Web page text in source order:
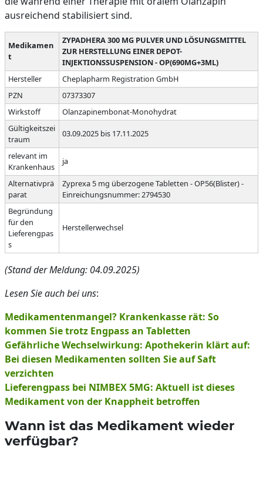
ausreichend stabilisiert sind.
Medikamen
t
ZYPADHERA 300 MG PULVER UND LÖSUNGSMITTEL
ZUR HERSTELLUNG EINER DEPOT-
INJEKTIONSSUSPENSION - OP(690MG+3ML)
Hersteller
Cheplapharm Registration GmbH
PZN
07373307
Wirkstoff
Olanzapinembonat-Monohydrat
Gültigkeitszei
traum
03.09.2025 bis 17.11.2025
relevant im
Krankenhaus
ja
Alternativprä
parat
Zyprexa 5 mg überzogene Tabletten - OP56(Blister) -
Einreichungsnummer: 2794530
Begründung
für den
Lieferengpas
s
Herstellerwechsel
(Stand der Meldung: 04.09.2025)
Lesen Sie auch bei uns:
Medikamentenmangel? Krankenkasse rät: So
kommen Sie trotz Engpass an Tabletten
Gefährliche Wechselwirkung: Apothekerin klärt auf:
Bei diesen Medikamenten sollten Sie auf Saft
verzichten
Lieferengpass bei NIMBEX 5MG: Aktuell ist dieses
Medikament von der Knappheit betroffen
Wann ist das Medikament wieder
verfügbar?